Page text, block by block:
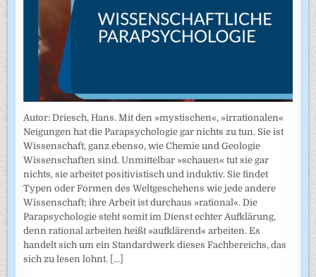
Autor: Driesch, Hans. Mit den »mystischen«, »irrationalen«
Neigungen hat die Parapsychologie gar nichts zu tun. Sie ist
Wissenschaft, ganz ebenso, wie Chemie und Geologie
Wissenschaften sind. Unmittelbar »schauen« tut sie gar
nichts, sie arbeitet positivistisch und induktiv. Sie findet
Typen oder Formen des Weltgeschehens wie jede andere
Wissenschaft; ihre Arbeit ist durchaus »rational«. Die
Parapsychologie steht somit im Dienst echter Aufklärung,
denn rational arbeiten heißt »aufklärend« arbeiten. Es
handelt sich um ein Standardwerk dieses Fachbereichs, das
sich zu lesen lohnt. [...]